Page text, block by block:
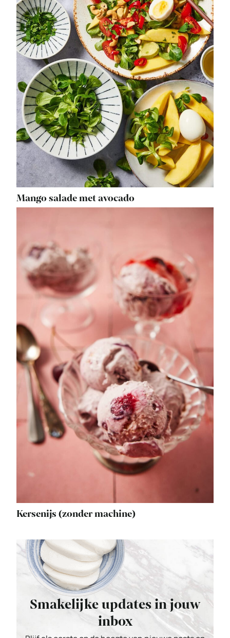
Mango salade met avocado
Kersenijs (zonder machine)
Smakelijke updates in jouw
inbox